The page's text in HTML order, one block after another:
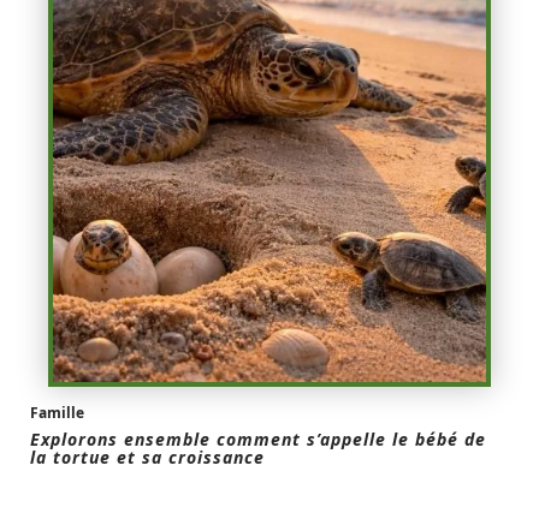
Famille
Explorons ensemble comment s’appelle le bébé de
la tortue et sa croissance